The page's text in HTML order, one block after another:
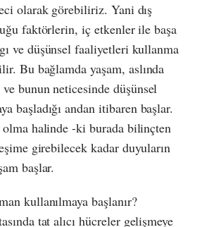
olarak görebiliriz. Yani dış
faktörlerin, iç etkenler ile başa
ve düşünsel faaliyetleri kullanma
Bu bağlamda yaşam, aslında
bunun neticesinde düşünsel
başladığı andan itibaren başlar.
halinde -ki burada bilinçten
girebilecek kadar duyuların
başlar.
kullanılmaya başlanır?
tat alıcı hücreler gelişmeye